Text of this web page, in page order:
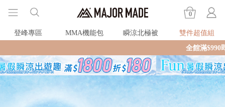
0
登峰專區 MMA機能包 瞬涼北極被
雙件超值組
全館滿$990即享免運🛒現貨